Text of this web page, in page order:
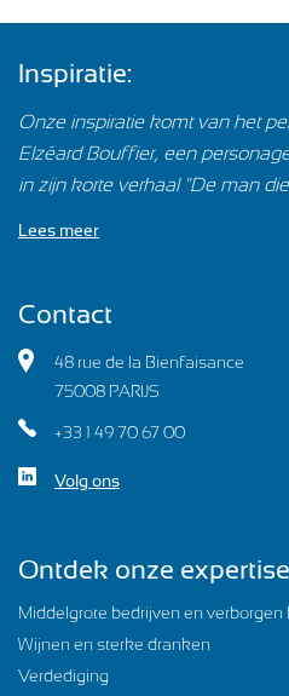
Inspiratie:
Onze inspiratie komt van het
Elzéard Bouffier, een
in zijn korte verhaal "De man
Lees meer
Contact
48 rue de la Bienfaisance
75008 PARIJS
+33 1 49 70 67 00
Volg ons
Ontdek onze
Middelgrote bedrijven en
Wijnen en sterke dranken
Verdediging